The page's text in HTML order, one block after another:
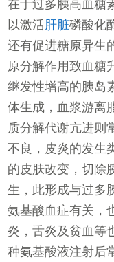
在于过多胰高血糖
以激活肝脏磷酸化
还有促进糖原异生
原分解作用致血糖
继发性增高的胰岛
体生成，血浆游离
质分解代谢亢进则
不良，皮炎的发生
的皮肤改变，切除
生，此形成与过多
氨基酸血症有关，
炎，舌炎及贫血等
种氨基酸液注射后